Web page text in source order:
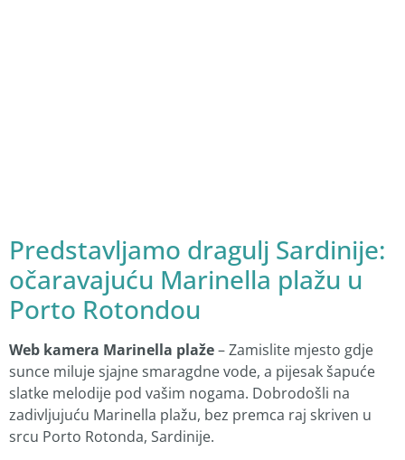
Predstavljamo dragulj Sardinije:
očaravajuću Marinella plažu u
Porto Rotondou
Web kamera Marinella plaže– Zamislite mjesto gdje
sunce miluje sjajne smaragdne vode, a pijesak šapuće
slatke melodije pod vašim nogama. Dobrodošli na
zadivljujuću Marinella plažu, bez premca raj skriven u
srcu Porto Rotonda, Sardinije.